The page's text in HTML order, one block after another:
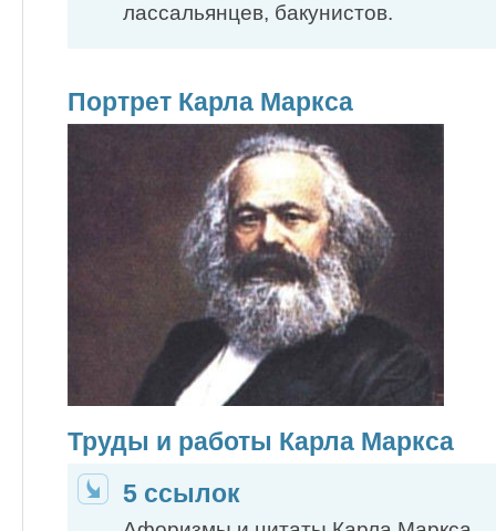
лассальянцев, бакунистов.
Портрет Карла Маркса
Труды и работы Карла Маркса
5 ссылок